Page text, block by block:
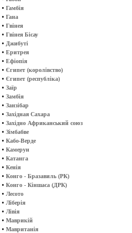
• Гамбія
• Гана
• Гвінея
• Гвінея Бісау
• Джибуті
• Еритрея
• Ефіопія
• Єгипет (королівство)
• Єгипет (республіка)
• Заїр
• Замбія
• Занзібар
• Західная Сахара
• Західно Африканський союз
• Зімбабве
• Кабо-Верде
• Камерун
• Катанга
• Кенія
• Конго - Бразавиль (РК)
• Конго - Кіншаса (ДРК)
• Лесото
• Ліберія
• Лівія
• Маврикій
• Мавританія